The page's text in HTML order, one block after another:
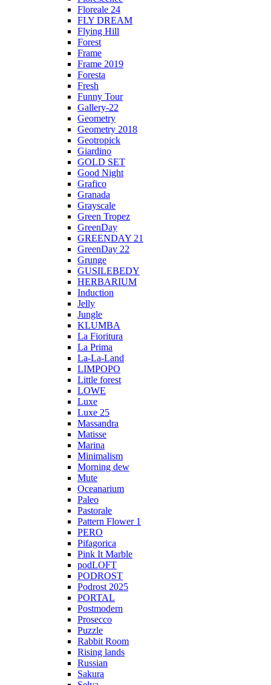
Floreale 24
FLY DREAM
Flying Hill
Forest
Frame
Frame 2019
Foresta
Fresh
Funny Tour
Gallery-22
Geometry
Geometry 2018
Geotropick
Giardino
GOLD SET
Good Night
Grafico
Granada
Grayscale
Green Tropez
GreenDay
GREENDAY 21
GreenDay 22
Grunge
GUSILEBEDY
HERBARIUM
Induction
Jelly
Jungle
KLUMBA
La Fioritura
La Prima
La-La-Land
LIMPOPO
Little forest
LOWE
Luxe
Luxe 25
Massandra
Matisse
Marina
Minimalism
Morning dew
Mute
Oceanarium
Paleo
Pastorale
Pattern Flower 1
PERO
Pifagorica
Pink It Marble
podLOFT
PODROST
Podrost 2025
PORTAL
Postmodern
Prosecco
Puzzle
Rabbit Room
Rising lands
Russian
Sakura